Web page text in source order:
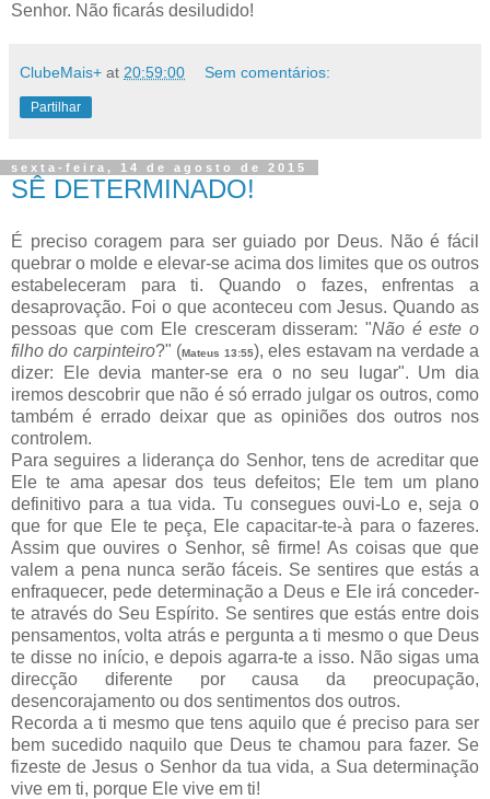
Senhor. Não ficarás desiludido!
ClubeMais+ at 20:59:00 Sem comentários:
Partilhar
sexta-feira, 14 de agosto de 2015
SÊ DETERMINADO!
É preciso coragem para ser guiado por Deus. Não é fácil
quebrar o molde e elevar-se acima dos limites que os outros
estabeleceram para ti. Quando o fazes, enfrentas a
desaprovação. Foi o que aconteceu com Jesus. Quando as
pessoas que com Ele cresceram disseram: "Não é este o
filho do carpinteiro?" (Mateus 13:55), eles estavam na verdade a
dizer: Ele devia manter-se era o no seu lugar". Um dia
iremos descobrir que não é só errado julgar os outros, como
também é errado deixar que as opiniões dos outros nos
controlem.
Para seguires a liderança do Senhor, tens de acreditar que
Ele te ama apesar dos teus defeitos; Ele tem um plano
definitivo para a tua vida. Tu consegues ouvi-Lo e, seja o
que for que Ele te peça, Ele capacitar-te-à para o fazeres.
Assim que ouvires o Senhor, sê firme! As coisas que que
valem a pena nunca serão fáceis. Se sentires que estás a
enfraquecer, pede determinação a Deus e Ele irá conceder-
te através do Seu Espírito. Se sentires que estás entre dois
pensamentos, volta atrás e pergunta a ti mesmo o que Deus
te disse no início, e depois agarra-te a isso. Não sigas uma
direcção diferente por causa da preocupação,
desencorajamento ou dos sentimentos dos outros.
Recorda a ti mesmo que tens aquilo que é preciso para ser
bem sucedido naquilo que Deus te chamou para fazer. Se
fizeste de Jesus o Senhor da tua vida, a Sua determinação
vive em ti, porque Ele vive em ti!